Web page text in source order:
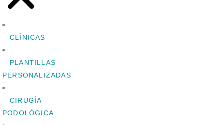
CLÍNICAS
PLANTILLAS
PERSONALIZADAS
CIRUGÍA
PODOLÓGICA